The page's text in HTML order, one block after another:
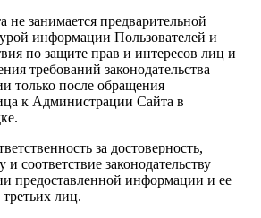
занимается предварительной
информации Пользователей и
по защите прав и интересов лиц и
требований законодательства
только после обращения
к Администрации Сайта в
за достоверность,
и соответствие законодательству
предоставленной информации и ее
лиц.